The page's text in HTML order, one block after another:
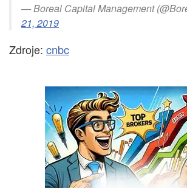
— Boreal Capital Management
21, 2019
Zdroje: cnbc